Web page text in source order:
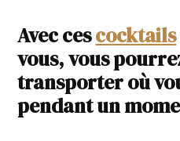
Avec cescocktails
vous, vous
transporter où
pendant un